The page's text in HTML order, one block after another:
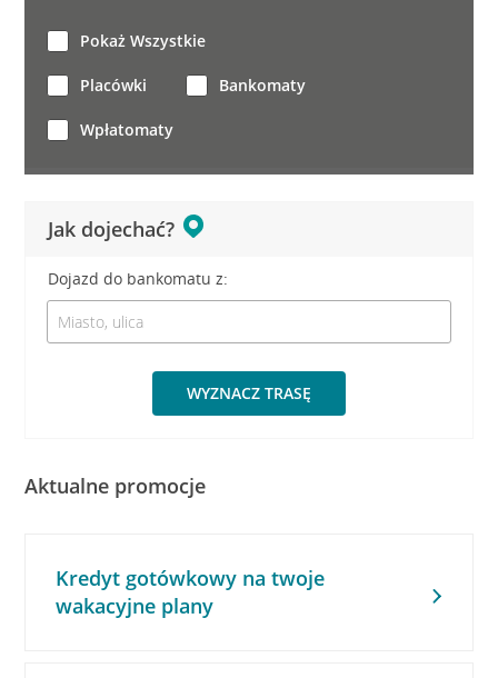
Jak dojechać?
Dojazd do bankomatu z:
WYZNACZ TRASĘ
Pokaż Wszystkie
Placówki Bankomaty
Wpłatomaty
Aktualne promocje
Kredyt gotówkowy na twoje
wakacyjne plany